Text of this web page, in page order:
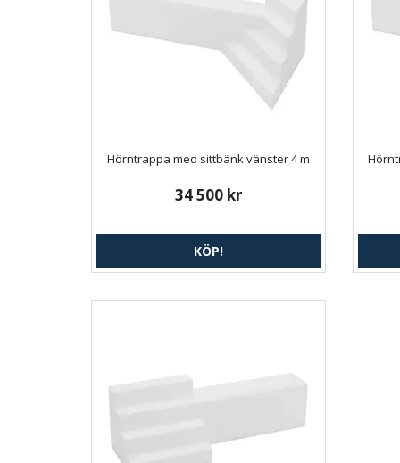
Hörntrappa med sittbänk vänster 4 m
34 500 kr
KÖP!